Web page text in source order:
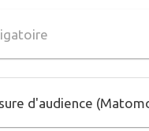
Réservez
Inscription :
d'audience